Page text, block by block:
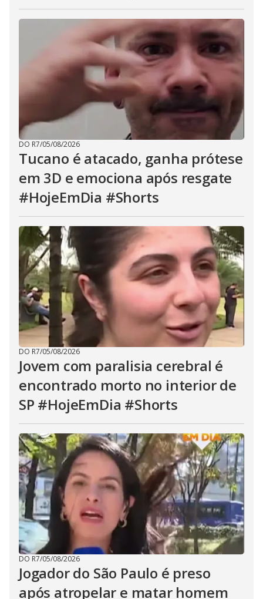
DO R7/05/08/2026
Tucano é atacado, ganha prótese
em 3D e emociona após resgate
#HojeEmDia #Shorts
DO R7/05/08/2026
Jovem com paralisia cerebral é
encontrado morto no interior de
SP #HojeEmDia #Shorts
DO R7/05/08/2026
Jogador do São Paulo é preso
após atropelar e matar homem